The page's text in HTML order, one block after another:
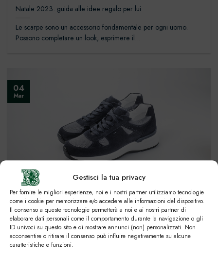
Gestisci la tua privacy
Per fornire le migliori esperienze, noi e i nostri partner utilizziamo tecnologie
come i cookie per memorizzare e/o accedere alle informazioni del dispositivo.
Il consenso a queste tecnologie permetterà a noi e ai nostri partner di
elaborare dati personali come il comportamento durante la navigazione o gli
ID univoci su questo sito e di mostrare annunci (non) personalizzati. Non
acconsentire o ritirare il consenso può influire negativamente su alcune
caratteristiche e funzioni.
Natale 2023: guida alle idee regalo per lui
Le scarpe sono un accessorio fondamentale per ogni uomo.
Possono completare un look, esprimere il...
San Siro: le nuove sneakers artigianali per i casual look
Negli ultimi anni le passerelle delle grandi maison della moda
hanno avuto un grande protagonista...
04
Mar